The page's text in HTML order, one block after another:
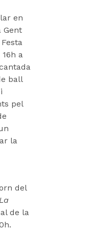
en
Gent
a
ball
pel
la
del
La
de la